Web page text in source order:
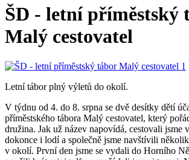
ŠD - letní příměstský
Malý cestovatel
Letní tábor plný výletů do okolí.
V týdnu od 4. do 8. srpna se dvě desítky dětí
příměstského tábora Malý cestovatel, který
družina. Jak už název napovídá, cestovali jsme
dokonce i lodí a společně jsme navštívili
v okolí. První den jsme se vydali do Horního